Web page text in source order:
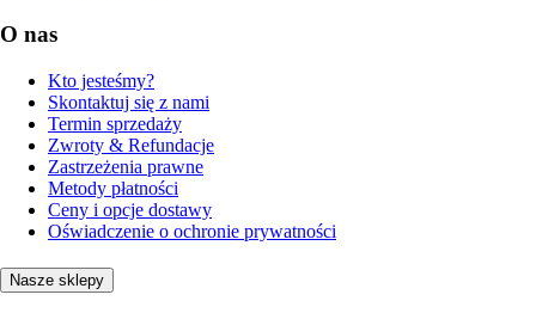
O nas
Kto jesteśmy?
Skontaktuj się z nami
Termin sprzedaży
Zwroty & Refundacje
Zastrzeżenia prawne
Metody płatności
Ceny i opcje dostawy
Oświadczenie o ochronie prywatności
Nasze sklepy